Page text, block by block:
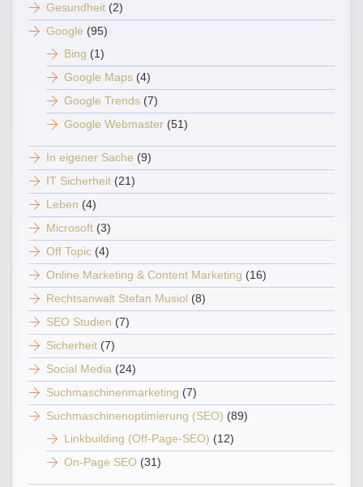
Gesundheit (2)
Google (95)
Bing (1)
Google Maps (4)
Google Trends (7)
Google Webmaster (51)
In eigener Sache (9)
IT Sicherheit (21)
Leben (4)
Microsoft (3)
Off Topic (4)
Online Marketing & Content Marketing (16)
Rechtsanwalt Stefan Musiol (8)
SEO Studien (7)
Sicherheit (7)
Social Media (24)
Suchmaschinenmarketing (7)
Suchmaschinenoptimierung (SEO) (89)
Linkbuilding (Off-Page-SEO) (12)
On-Page SEO (31)